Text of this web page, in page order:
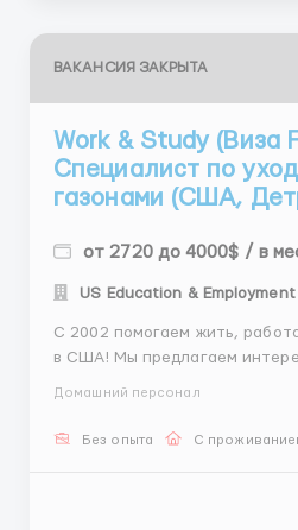
ВАКАНСИЯ ЗАКРЫТА
Work & Study (Виза
Специалист по
газонами (США,
от 2720 до 4000$ / в
US Education & Employment
С 2002 помогаем жить,
в США! Мы предлагаем интересную и
ответственную позицию для
ухоженность территории на
Домашний персонал
Без опыта С